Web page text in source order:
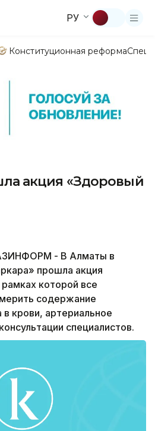
РУ
Конституционная реформа
акция «Здоровый
- В Алматы в
прошла акция
которой все
содержание
в крови, артериальное
специалистов.